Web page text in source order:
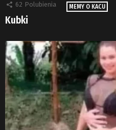
62 Polubienia MEMY O KACU
Kubki